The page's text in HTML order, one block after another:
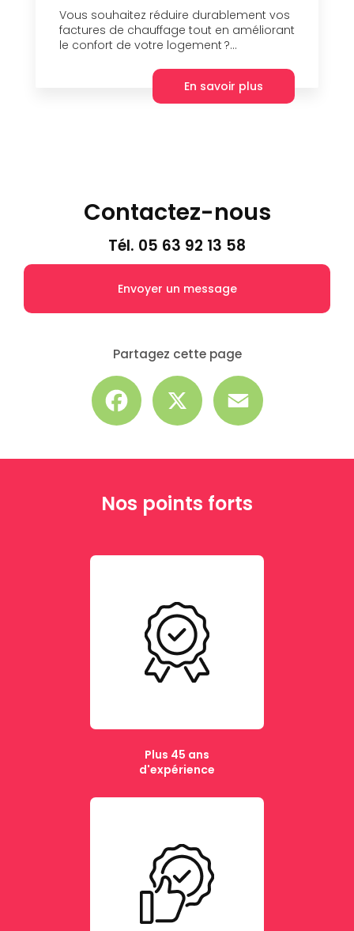
Vous souhaitez réduire durablement vos
factures de chauffage tout en améliorant
le confort de votre logement ?...
En savoir plus
Contactez-nous
Tél. 05 63 92 13 58
Envoyer un message
Partagez cette page
Facebook
Nos points forts
Plus 45 ans
d'expérience